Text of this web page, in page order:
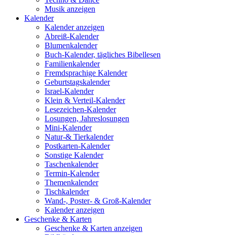
Musik anzeigen
Kalender
Kalender anzeigen
Abreiß-Kalender
Blumenkalender
Buch-Kalender, tägliches Bibellesen
Familienkalender
Fremdsprachige Kalender
Geburtstagskalender
Israel-Kalender
Klein & Verteil-Kalender
Lesezeichen-Kalender
Losungen, Jahreslosungen
Mini-Kalender
Natur-& Tierkalender
Postkarten-Kalender
Sonstige Kalender
Taschenkalender
Termin-Kalender
Themenkalender
Tischkalender
Wand-, Poster- & Groß-Kalender
Kalender anzeigen
Geschenke & Karten
Geschenke & Karten anzeigen